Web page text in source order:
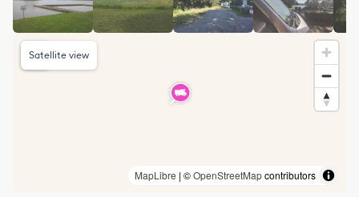
MapLibre | ©OpenStreetMapcontributors
Satellite view